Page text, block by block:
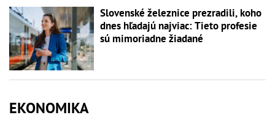
Slovenské železnice prezradili, koho
dnes hľadajú najviac: Tieto profesie
sú mimoriadne žiadané
EKONOMIKA